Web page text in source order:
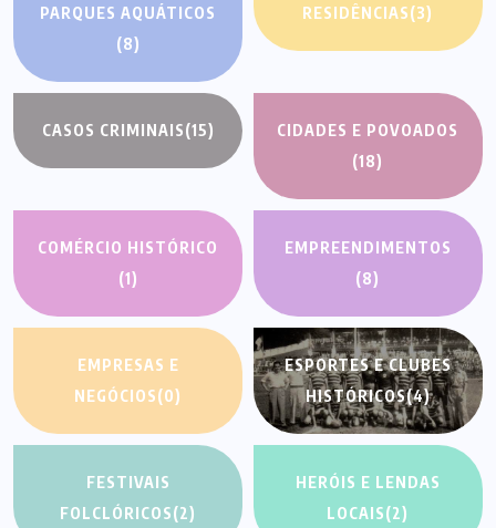
PARQUES AQUÁTICOS
(8)
RESIDÊNCIAS(3)
CASOS CRIMINAIS(15)
CIDADES E POVOADOS
(18)
COMÉRCIO HISTÓRICO
(1)
EMPREENDIMENTOS
(8)
EMPRESAS E
NEGÓCIOS(0)
ESPORTES E CLUBES
HISTÓRICOS(4)
FESTIVAIS
FOLCLÓRICOS(2)
HERÓIS E LENDAS
LOCAIS(2)